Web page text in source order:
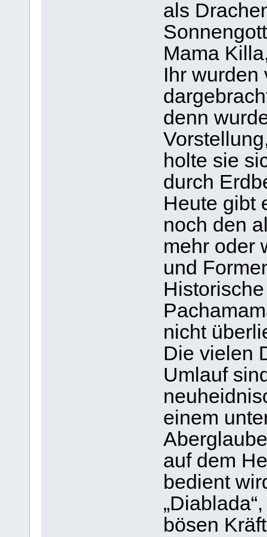
als
Mama
Ihr wurden
denn
holte sie
durch
Heute gibt
noch den
mehr oder
und
nicht
Die vielen
Umlauf
einem
auf dem
bedient
bösen